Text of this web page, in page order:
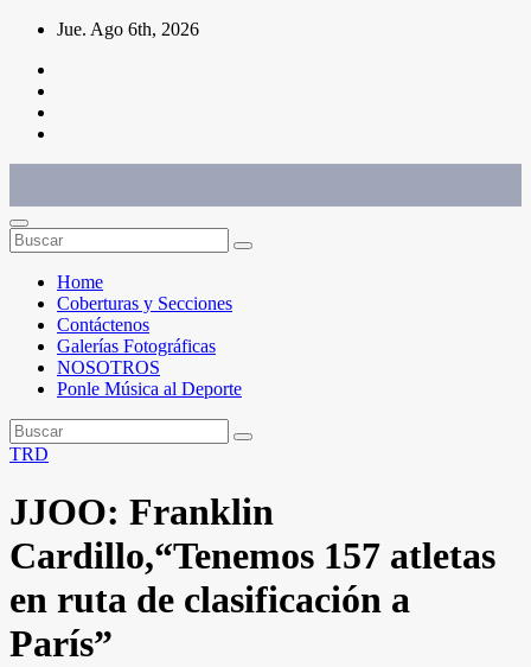
Saltar
contenido
Jue. Ago 6th, 2026
Home
Coberturas y Secciones
Contáctenos
Galerías Fotográficas
NOSOTROS
Ponle Música al Deporte
TRD
JJOO: Franklin
Cardillo,“Tenemos 157 atletas
en ruta de clasificación a
París”